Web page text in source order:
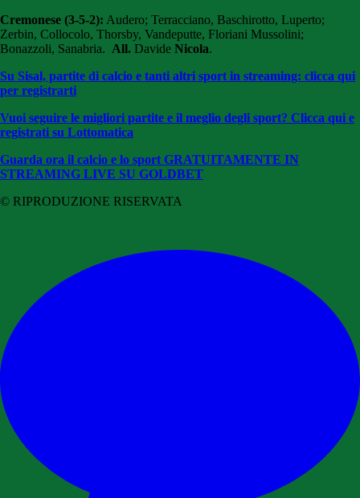
Cremonese (3-5-2): Audero; Terracciano, Baschirotto, Luperto;
Zerbin, Collocolo, Thorsby, Vandeputte, Floriani Mussolini;
Bonazzoli, Sanabria. All. Davide Nicola.
Su Sisal, partite di calcio e tanti altri sport in streaming: clicca qui
per registrarti
Vuoi seguire le migliori partite e il meglio degli sport? Clicca qui e
registrati su Lottomatica
Guarda ora il calcio e lo sport GRATUITAMENTE IN
STREAMING LIVE SU GOLDBET
© RIPRODUZIONE RISERVATA